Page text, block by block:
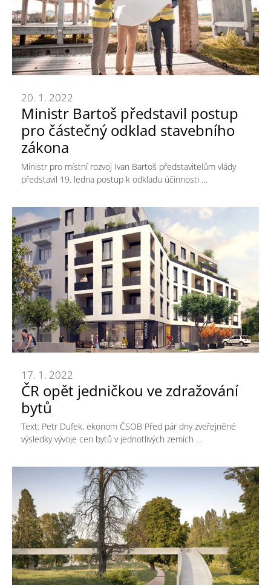
Ministr Bartoš představil postup
pro částečný odklad stavebního
zákona
20. 1. 2022
Ministr pro místní rozvoj Ivan Bartoš představitelům vlády
představil 19. ledna postup k odkladu účinnosti …
ČR opět jedničkou ve zdražování
bytů
17. 1. 2022
Text: Petr Dufek, ekonom ČSOB Před pár dny zveřejněné
výsledky vývoje cen bytů v jednotlivých zemích …